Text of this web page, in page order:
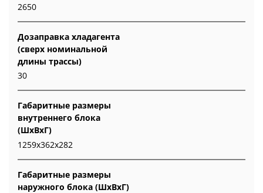
2650
Дозаправка хладагента
(сверх номинальной
длины трассы)
30
Габаритные размеры
внутреннего блока
(ШxВxГ)
1259x362x282
Габаритные размеры
наружного блока (ШxВxГ)